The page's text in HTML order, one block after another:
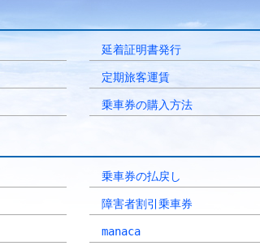
延着証明書発行
定期旅客運賃
乗車券の購入方法
乗車券の払戻し
障害者割引乗車券
manaca